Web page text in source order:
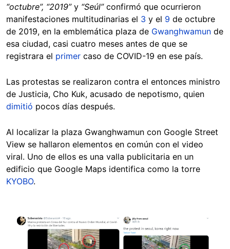
“octubre”, “2019”y “Seúl”confirmó que ocurrieron
manifestaciones multitudinarias el 3 y el 9 de octubre
de 2019, en la emblemática plaza de Gwanghwamun de
esa ciudad, casi cuatro meses antes de que se
registrara el primer caso de COVID-19 en ese país.
Las protestas se realizaron contra el entonces ministro
de Justicia, Cho Kuk, acusado de nepotismo, quien
dimitió pocos días después.
Al localizar la plaza Gwanghwamun con Google Street
View se hallaron elementos en común con el video
viral. Uno de ellos es una valla publicitaria en un
edificio que Google Maps identifica como la torre
KYOBO.
Image